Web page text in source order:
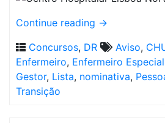
Continue reading →
Concursos, DR Aviso,
Enfermeiro, Enfermeiro
Gestor, Lista, nominativa,
Transição